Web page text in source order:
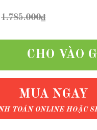
1.785.000₫
CHO VÀO
MUA NGAY
TOÁN ONLINE HOẶC